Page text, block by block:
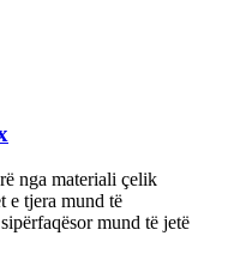
nga materiali çelik
e tjera mund të
mund të jetë